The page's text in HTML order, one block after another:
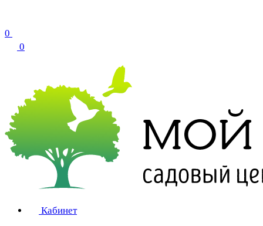
0
0
Кабинет